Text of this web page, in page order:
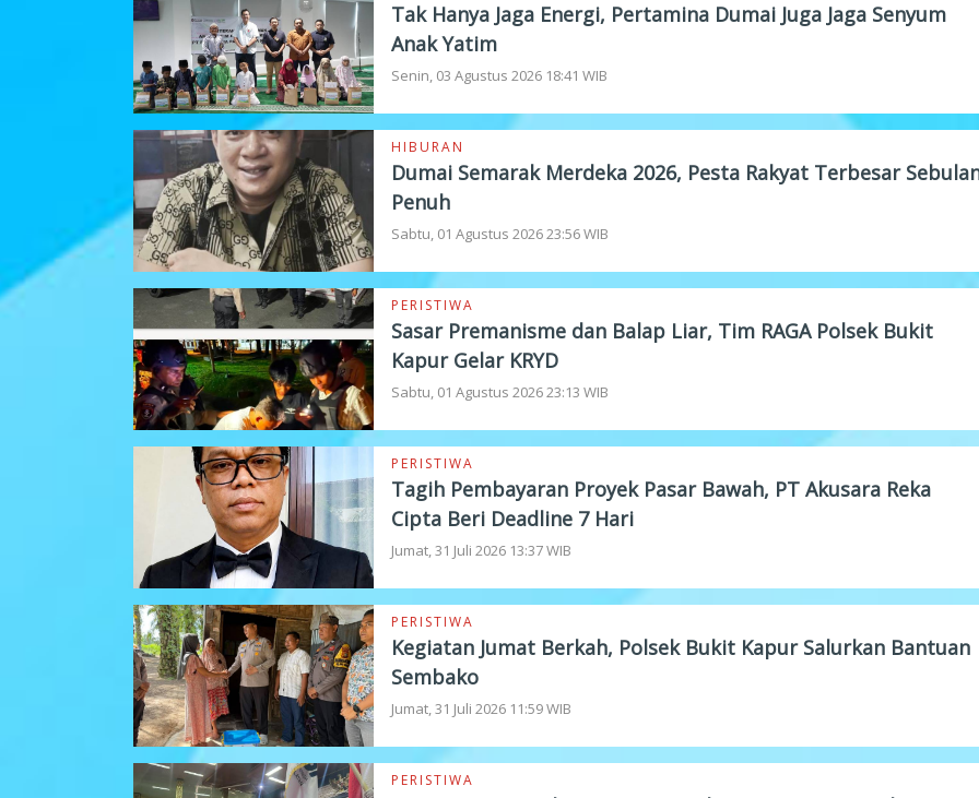
Tak Hanya Jaga Energi, Pertamina Dumai Juga Jaga Senyum
Anak Yatim
Senin, 03 Agustus 2026 18:41 WIB
HIBURAN
Dumai Semarak Merdeka 2026, Pesta Rakyat Terbesar
Penuh
Sabtu, 01 Agustus 2026 23:56 WIB
PERISTIWA
Sasar Premanisme dan Balap Liar, Tim RAGA Polsek Bukit
Kapur Gelar KRYD
Sabtu, 01 Agustus 2026 23:13 WIB
PERISTIWA
Tagih Pembayaran Proyek Pasar Bawah, PT Akusara Reka
Cipta Beri Deadline 7 Hari
Jumat, 31 Juli 2026 13:37 WIB
PERISTIWA
Kegiatan Jumat Berkah, Polsek Bukit Kapur Salurkan Bantuan
Sembako
Jumat, 31 Juli 2026 11:59 WIB
PERISTIWA